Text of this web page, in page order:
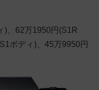
)、62万1950円(S1R
ボディ)、45万9950円